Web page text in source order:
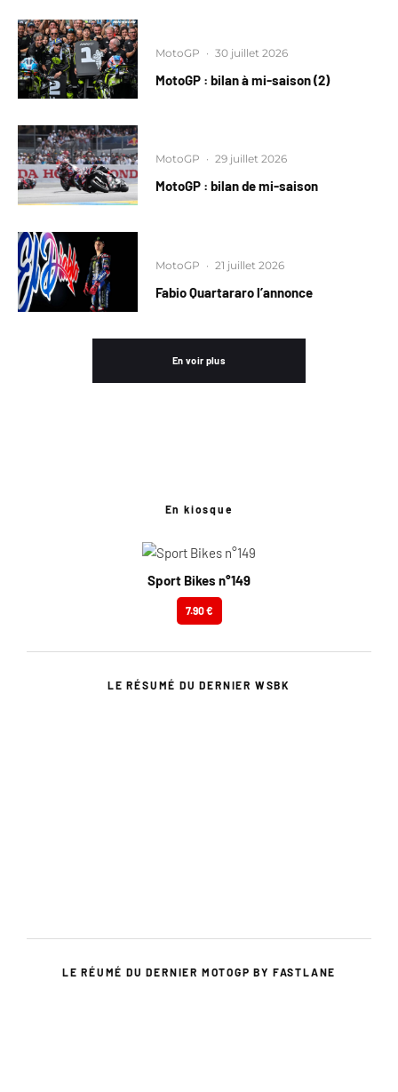
MotoGP · 30 juillet 2026
MotoGP : bilan à mi-saison (2)
MotoGP · 29 juillet 2026
MotoGP : bilan de mi-saison
MotoGP · 21 juillet 2026
Fabio Quartararo l’annonce
En voir plus
En kiosque
Sport Bikes n°149
7.90 €
LE RÉSUMÉ DU DERNIER WSBK
LE RÉUMÉ DU DERNIER MOTOGP BY FASTLANE